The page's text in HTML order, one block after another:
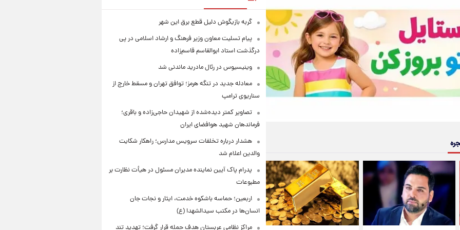
گربه بازیگوش دلیل قطع برق این شهر
پیام تسلیت معاون وزیر فرهنگ و ارشاد اسلامی در پی
درگذشت استاد ابوالقاسم قاسم‌زاده
وینیسیوس در رئال مادرید ماندنی شد
معادله جدید در تنگه هرمز؛ توافق تهران و مسقط خارج از
سناریوی ترامپ
تصاویر کمتر دیده‌شده از شهیدان حاجی‌زاده و باقری؛
فرماندهان شهید هوافضای ایران
هشدار درباره تخلفات سرویس مدارس؛ راهکار شکایت
والدین اعلام شد
پدرام پاک آیین نماینده مدیران مسئول در هیأت نظارت بر
مطبوعات
اربعین؛ حماسه باشکوه خدمت، ایثار و نجات جان
انسان‌ها در مکتب سیدالشهدا (ع)
مراکز نظامی عربستان هدف حمله قرار گرفت؛ تهدید تند